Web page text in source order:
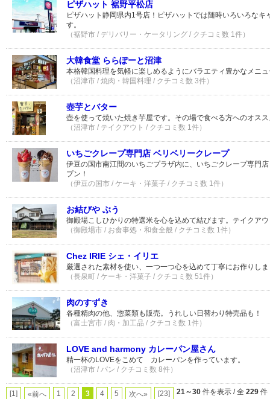
ピザハット 裾野平松店
ピザハット静岡県内1号店！ピザハットでは随時いろいろなキ
す。
（裾野市 / デリバリー・ケータリング / クチコミ数 1件）
大韓食堂 ららぽーと沼津
本格韓国料理を気軽に楽しめるようにバラエティ豊かなメニ
（沼津市 / 焼肉・韓国料理 / クチコミ数 3件）
壺芋とバター
壺を使って焼いた焼き芋屋です。その場で食べる方へのオス
（沼津市 / テイクアウト / クチコミ数 1件）
いちごクレープ専門店 ベリベリークレープ
伊豆の国市南江間のいちごプラザ内に、いちごクレープ専門
プン！
（伊豆の国市 / ケーキ・洋菓子 / クチコミ数 1件）
お結びや ぶう
御殿場こしひかりの特選米を心を込めて結びます。テイクア
（御殿場市 / お食事処・和食全般 / クチコミ数 1件）
Chez IRIE シェ・イリエ
厳選された素材を使い、一つ一つ心を込めて丁寧にお作りし
（長泉町 / ケーキ・洋菓子 / クチコミ数 51件）
肉のすずき
各種精肉の他、惣菜類も販売。うれしい日替わり特売品も！
（富士宮市 / 肉・加工品 / クチコミ数 1件）
LOVE and harmony カレーパン屋さん
精一杯のLOVEをこめて カレーパンを作っています。
（沼津市 / パン / クチコミ数 8件）
[1] «前へ 1 2 3 4 5 次へ» [23] 21～30 件を表示 / 全 229 件